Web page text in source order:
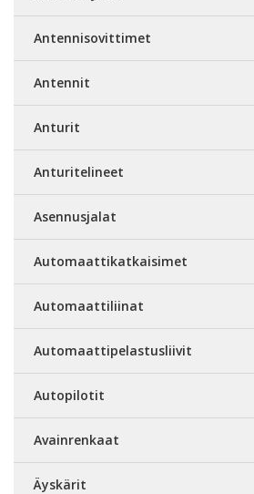
Antennisovittimet
Antennit
Anturit
Anturitelineet
Asennusjalat
Automaattikatkaisimet
Automaattiliinat
Automaattipelastusliivit
Autopilotit
Avainrenkaat
Äyskärit